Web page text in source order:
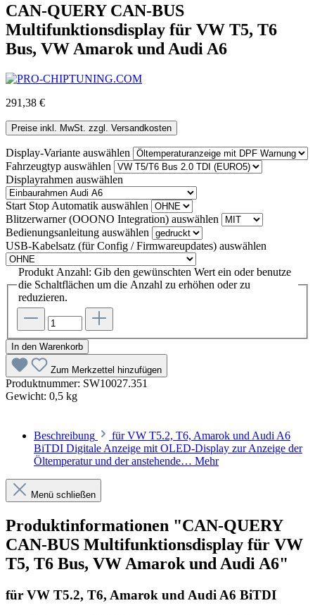
CAN-QUERY CAN-BUS
Multifunktionsdisplay für VW T5, T6
Bus, VW Amarok und Audi A6
291,38 €
Preise inkl. MwSt. zzgl. Versandkosten
Display-Variante auswählen
Fahrzeugtyp auswählen
Displayrahmen auswählen
Start Stop Automatik auswählen
Blitzerwarner (OOONO Integration) auswählen
Bedienungsanleitung auswählen
USB-Kabelsatz (für Config / Firmwareupdates) auswählen
Produkt Anzahl: Gib den gewünschten Wert ein oder benutze
die Schaltflächen um die Anzahl zu erhöhen oder zu
reduzieren.
In den Warenkorb
Zum Merkzettel hinzufügen
Produktnummer: SW10027.351
Gewicht: 0,5 kg
Beschreibung
für VW T5.2, T6, Amarok und Audi A6
BiTDI Digitale Anzeige mit OLED-Display zur Anzeige der
Öltemperatur und der anstehende… Mehr
Menü schließen
Produktinformationen "CAN-QUERY
CAN-BUS Multifunktionsdisplay für VW
T5, T6 Bus, VW Amarok und Audi A6"
für VW T5.2, T6, Amarok und Audi A6 BiTDI